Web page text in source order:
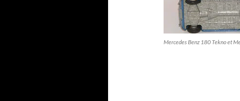
Mercedes Benz 180 Tekno et